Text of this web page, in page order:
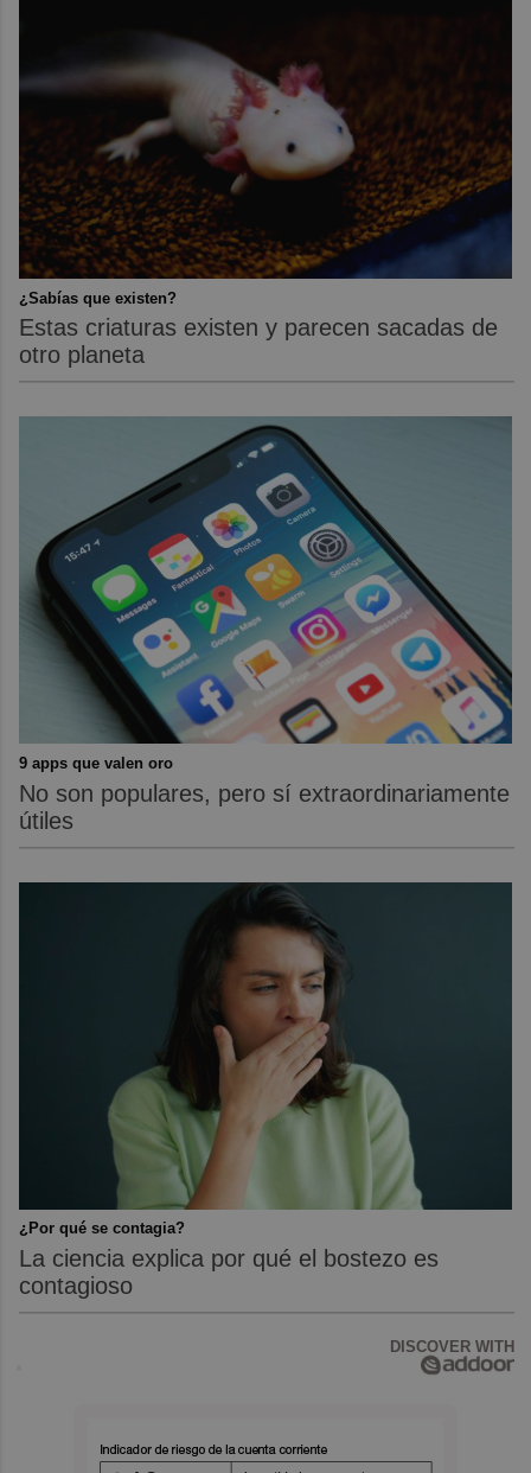
¿Sabías que existen?
Estas criaturas existen y parecen sacadas de
otro planeta
9 apps que valen oro
No son populares, pero sí extraordinariamente
útiles
¿Por qué se contagia?
La ciencia explica por qué el bostezo es
contagioso
DISCOVER WITH